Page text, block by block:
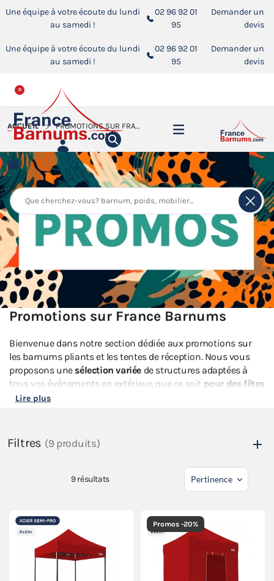
Une équipe à votre écoute du lundi
au samedi !
02 96 92 01
95
Demander un
devis
Une équipe à votre écoute du lundi
au samedi !
02 96 92 01
95
Demander un
devis
0
ACCUEIL PROMOTIONS SUR FRANCE-BARNUMS
Promotions sur France Barnums
Bienvenue dans notre section dédiée aux promotions sur
les barnums pliants et les tentes de réception. Nous vous
proposons une sélection variée de structures adaptées à
tous vos événements en extérieur, que ce soit pour des fêtes
familiales, des mariages, des réceptions professionnelles
Profitez de nos offres exceptionnelles
barnums et tentes de réception de haute qualité
à des prix
avec du matériel fiable et durable.
Lire plus
Filtres (9 produits)
9résultats
Promos -20%